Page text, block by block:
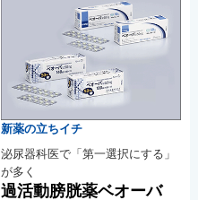
新薬の立ちイチ
泌尿器科医で「第一選択にする」
が多く
過活動膀胱薬ベオーバ